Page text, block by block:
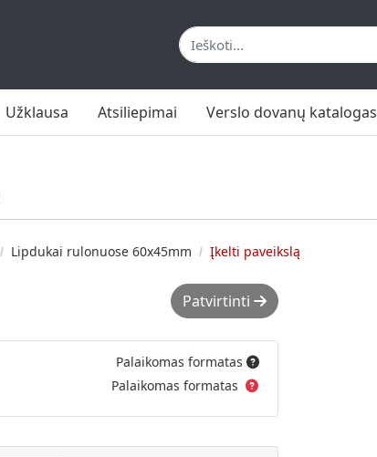
Užklausa Atsiliepimai Verslo dovanų katalogas
Lipdukai rulonuose 60x45mm Įkelti paveikslą
Patvirtinti
Palaikomas formatas
Palaikomas formatas